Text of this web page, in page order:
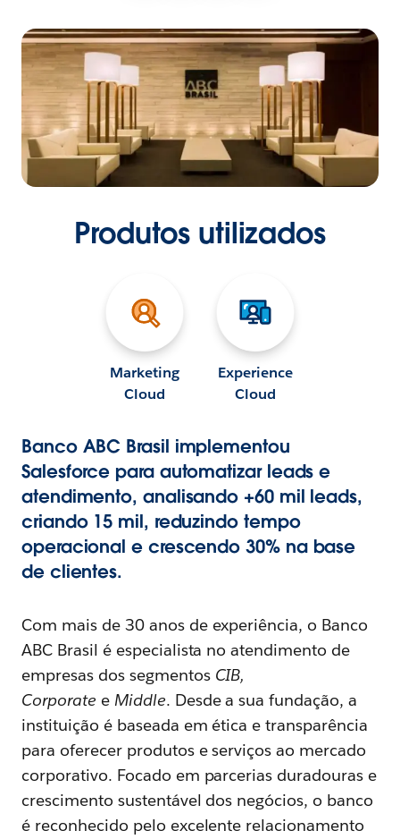
Produtos utilizados
Marketing
Cloud
Experience
Cloud
Banco ABC Brasil implementou
Salesforce para automatizar leads e
atendimento, analisando +60 mil leads,
criando 15 mil, reduzindo tempo
operacional e crescendo 30% na base
de clientes.
Com mais de 30 anos de experiência, o Banco
ABC Brasil é especialista no atendimento de
empresas dos segmentos CIB,
Corporate e Middle. Desde a sua fundação, a
instituição é baseada em ética e transparência
para oferecer produtos e serviços ao mercado
corporativo. Focado em parcerias duradouras e
crescimento sustentável dos negócios, o banco
é reconhecido pelo excelente relacionamento